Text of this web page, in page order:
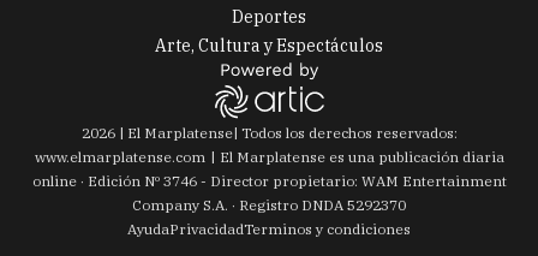
Deportes
Arte, Cultura y Espectáculos
2026| El Marplatense| Todos los derechos reservados:
www.elmarplatense.com
El Marplatense es una publicación diaria
online · Edición Nº 3746- Director propietario: WAM Entertainment
Company S.A. · Registro DNDA 5292370
AyudaPrivacidadTerminos y condiciones